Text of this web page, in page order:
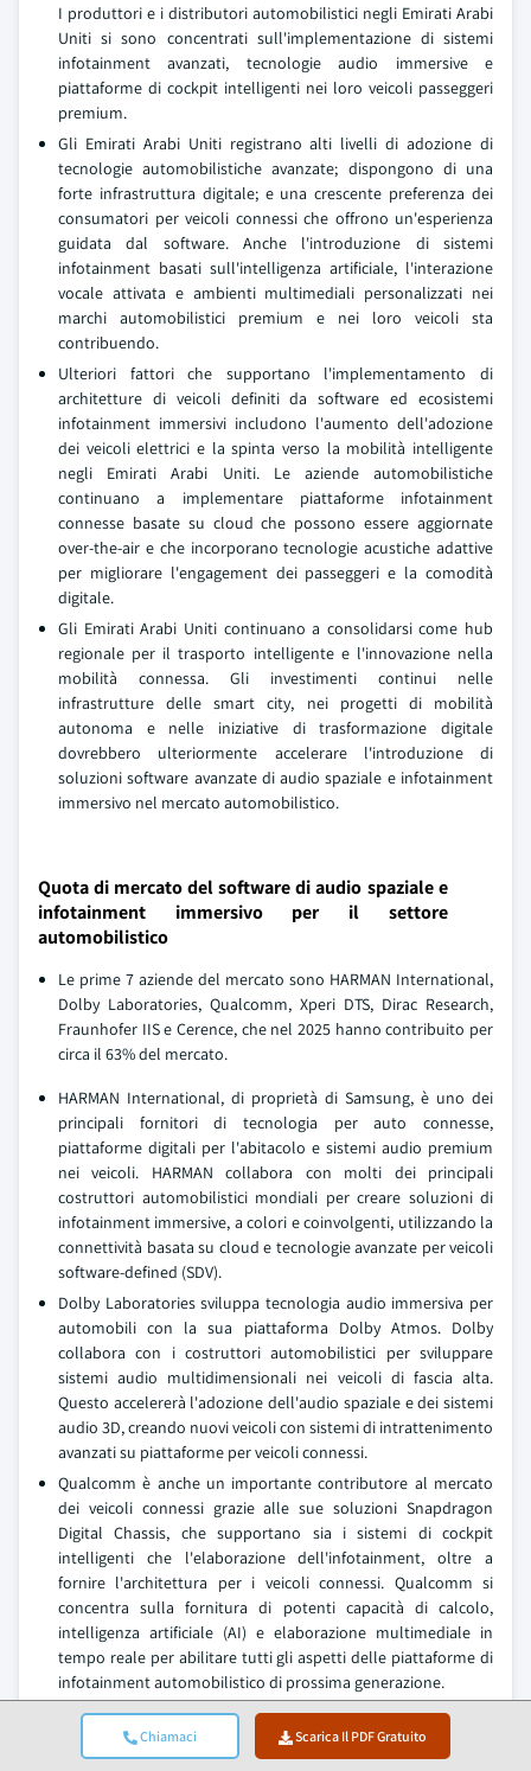
Chiamaci Scarica Il PDF Gratuito
I produttori e i distributori automobilistici negli Emirati Arabi
Uniti si sono concentrati sull'implementazione di sistemi
infotainment avanzati, tecnologie audio immersive e
piattaforme di cockpit intelligenti nei loro veicoli passeggeri
premium.
Gli Emirati Arabi Uniti registrano alti livelli di adozione di
tecnologie automobilistiche avanzate; dispongono di una
forte infrastruttura digitale; e una crescente preferenza dei
consumatori per veicoli connessi che offrono un'esperienza
guidata dal software. Anche l'introduzione di sistemi
infotainment basati sull'intelligenza artificiale, l'interazione
vocale attivata e ambienti multimediali personalizzati nei
marchi automobilistici premium e nei loro veicoli sta
contribuendo.
Ulteriori fattori che supportano l'implementamento di
architetture di veicoli definiti da software ed ecosistemi
infotainment immersivi includono l'aumento dell'adozione
dei veicoli elettrici e la spinta verso la mobilità intelligente
negli Emirati Arabi Uniti. Le aziende automobilistiche
continuano a implementare piattaforme infotainment
connesse basate su cloud che possono essere aggiornate
over-the-air e che incorporano tecnologie acustiche adattive
per migliorare l'engagement dei passeggeri e la comodità
digitale.
Gli Emirati Arabi Uniti continuano a consolidarsi come hub
regionale per il trasporto intelligente e l'innovazione nella
mobilità connessa. Gli investimenti continui nelle
infrastrutture delle smart city, nei progetti di mobilità
autonoma e nelle iniziative di trasformazione digitale
dovrebbero ulteriormente accelerare l'introduzione di
soluzioni software avanzate di audio spaziale e infotainment
immersivo nel mercato automobilistico.
Quota di mercato del software di audio spaziale e
infotainment immersivo per il settore
automobilistico
Le prime 7 aziende del mercato sono HARMAN International,
Dolby Laboratories, Qualcomm, Xperi DTS, Dirac Research,
Fraunhofer IIS e Cerence, che nel 2025 hanno contribuito per
circa il 63% del mercato.
HARMAN International, di proprietà di Samsung, è uno dei
principali fornitori di tecnologia per auto connesse,
piattaforme digitali per l'abitacolo e sistemi audio premium
nei veicoli. HARMAN collabora con molti dei principali
costruttori automobilistici mondiali per creare soluzioni di
infotainment immersive, a colori e coinvolgenti, utilizzando la
connettività basata su cloud e tecnologie avanzate per veicoli
software-defined (SDV).
Dolby Laboratories sviluppa tecnologia audio immersiva per
automobili con la sua piattaforma Dolby Atmos. Dolby
collabora con i costruttori automobilistici per sviluppare
sistemi audio multidimensionali nei veicoli di fascia alta.
Questo accelererà l'adozione dell'audio spaziale e dei sistemi
audio 3D, creando nuovi veicoli con sistemi di intrattenimento
avanzati su piattaforme per veicoli connessi.
Qualcomm è anche un importante contributore al mercato
dei veicoli connessi grazie alle sue soluzioni Snapdragon
Digital Chassis, che supportano sia i sistemi di cockpit
intelligenti che l'elaborazione dell'infotainment, oltre a
fornire l'architettura per i veicoli connessi. Qualcomm si
concentra sulla fornitura di potenti capacità di calcolo,
intelligenza artificiale (AI) e elaborazione multimediale in
tempo reale per abilitare tutti gli aspetti delle piattaforme di
infotainment automobilistico di prossima generazione.
Xperi DTS sviluppa tecnologia per l'elaborazione audio
immersiva e l'intrattenimento digitale per auto connesse.
Xperi collabora con i principali OEM automobilistici per creare